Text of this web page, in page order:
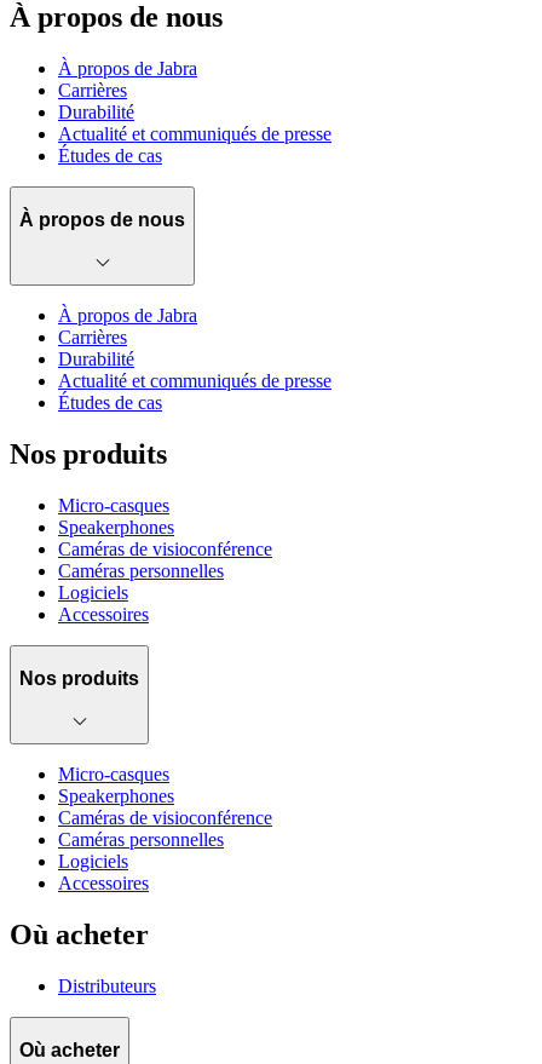
À propos de nous
À propos de Jabra
Carrières
Durabilité
Actualité et communiqués de presse
Études de cas
À propos de nous
À propos de Jabra
Carrières
Durabilité
Actualité et communiqués de presse
Études de cas
Nos produits
Micro-casques
Speakerphones
Caméras de visioconférence
Caméras personnelles
Logiciels
Accessoires
Nos produits
Micro-casques
Speakerphones
Caméras de visioconférence
Caméras personnelles
Logiciels
Accessoires
Où acheter
Distributeurs
Où acheter